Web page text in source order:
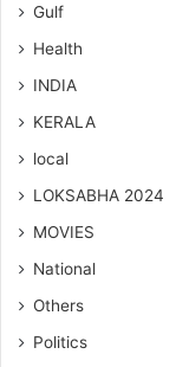
Gulf
Health
INDIA
KERALA
local
LOKSABHA 2024
MOVIES
National
Others
Politics